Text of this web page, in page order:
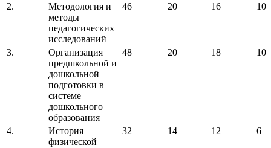
2.
Методология и
методы
педагогических
исследований
46 20 16 10
3.
Организация
предшкольной и
дошкольной
подготовки в
системе
дошкольного
образования
48 20 18 10
4.
История
физической
32 14 12 6